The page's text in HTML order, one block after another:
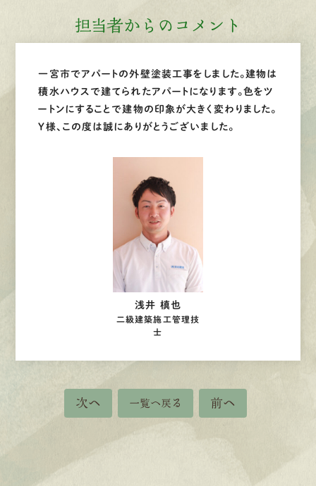
担当者からのコメント
一宮市でアパートの外壁塗装工事をしました。建物は
積水ハウスで建てられたアパートになります。色をツ
ートンにすることで建物の印象が大きく変わりました。
Y様、この度は誠にありがとうございました。
浅井 槙也
二級建築施工管理技
士
次へ 一覧へ戻る 前へ